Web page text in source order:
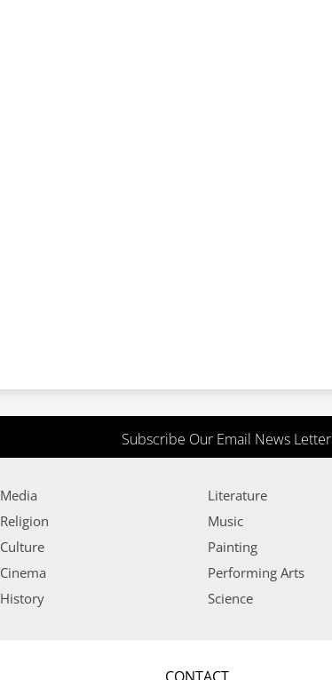
Subscribe Our Email News Letter
Media
Religion
Culture
Cinema
History
Literature
Music
Painting
Performing Arts
Science